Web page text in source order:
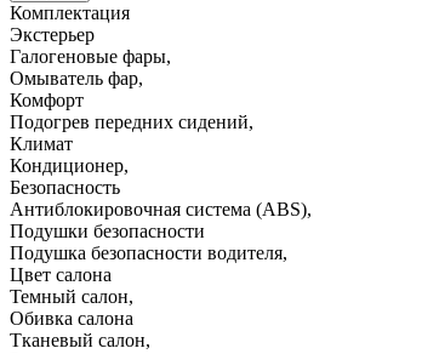
Комплектация
Экстерьер
Галогеновые фары,
Омыватель фар,
Комфорт
Подогрев передних сидений,
Климат
Кондиционер,
Безопасность
Антиблокировочная система (ABS),
Подушки безопасности
Подушка безопасности водителя,
Цвет салона
Темный салон,
Обивка салона
Тканевый салон,